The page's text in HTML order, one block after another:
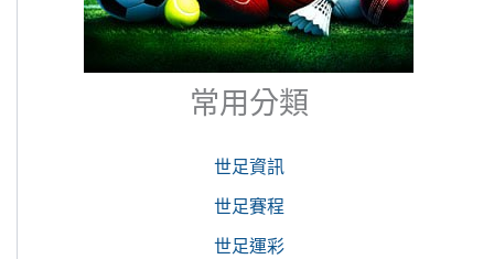
常用分類
世足資訊
世足賽程
世足運彩